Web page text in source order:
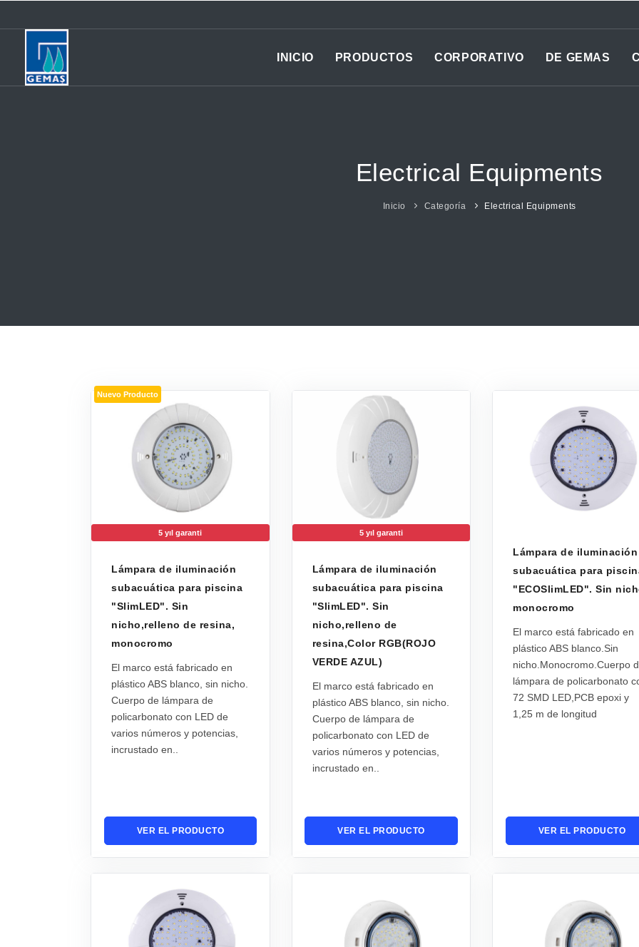
INICIO PRODUCTOS CORPORATIVO DE GEMAS
Electrical Equipments
Inicio Categoría Electrical Equipments
Nuevo Producto
5 yıl garanti
Lámpara de iluminación
subacuática para piscina
"SlimLED". Sin
nicho,relleno de resina,
monocromo
El marco está fabricado en
plástico ABS blanco, sin nicho.
Cuerpo de lámpara de
policarbonato con LED de
varios números y potencias,
incrustado en..
VER EL PRODUCTO
5 yıl garanti
Lámpara de iluminación
subacuática para piscina
"SlimLED". Sin
nicho,relleno de
resina,Color RGB(ROJO
VERDE AZUL)
El marco está fabricado en
plástico ABS blanco, sin nicho.
Cuerpo de lámpara de
policarbonato con LED de
varios números y potencias,
incrustado en..
VER EL PRODUCTO
Lámpara de iluminación
subacuática para
"ECOSlimLED". Sin
monocromo
El marco está fabricado en
plástico ABS blanco.Sin
nicho.Monocromo.Cuerpo
lámpara de policarbonato
72 SMD LED,PCB epoxi y
1,25 m de longitud
VER EL PRODUCTO